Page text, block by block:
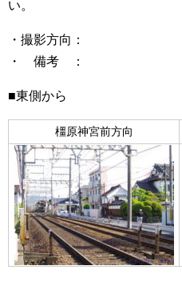
い。
・撮影方向：
・ 備考 ：
■東側から
橿原神宮前方向